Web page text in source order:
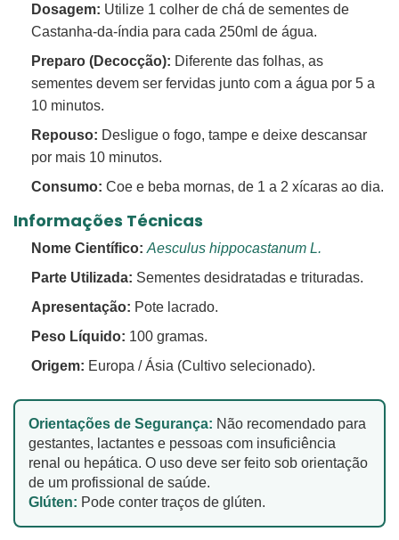
Dosagem: Utilize 1 colher de chá de sementes de
Castanha-da-índia para cada 250ml de água.
Preparo (Decocção): Diferente das folhas, as
sementes devem ser fervidas junto com a água por 5 a
10 minutos.
Repouso: Desligue o fogo, tampe e deixe descansar
por mais 10 minutos.
Consumo: Coe e beba mornas, de 1 a 2 xícaras ao dia.
Informações Técnicas
Nome Científico: Aesculus hippocastanum L.
Parte Utilizada: Sementes desidratadas e trituradas.
Apresentação: Pote lacrado.
Peso Líquido: 100 gramas.
Origem: Europa / Ásia (Cultivo selecionado).
Orientações de Segurança: Não recomendado para
gestantes, lactantes e pessoas com insuficiência
renal ou hepática. O uso deve ser feito sob orientação
de um profissional de saúde.
Glúten: Pode conter traços de glúten.